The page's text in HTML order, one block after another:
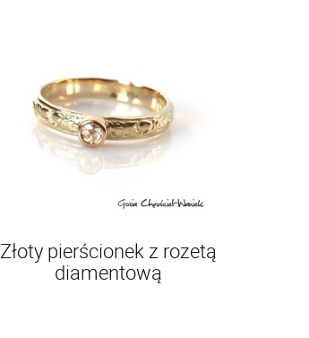
Złoty pierścionek z rozetą
diamentową